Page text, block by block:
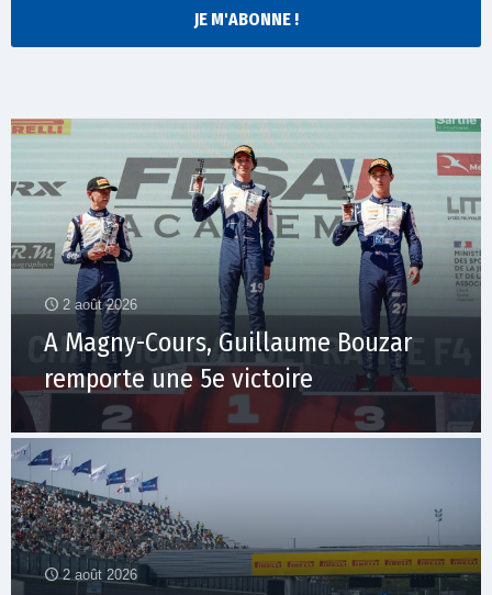
JE M'ABONNE !
2 août 2026
A Magny-Cours, Guillaume Bouzar
remporte une 5e victoire
2 août 2026